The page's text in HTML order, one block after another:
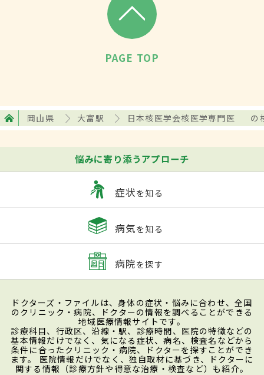
PAGE TOP
岡山県 大富駅 日本核医学会核医学専門医 の
悩みに寄り添うアプローチ
症状を知る
病気を知る
病院を探す
ドクターズ・ファイルは、身体の症状・悩みに合わせ、全国
のクリニック・病院、ドクターの情報を調べることができる
地域医療情報サイトです。
診療科目、行政区、沿線・駅、診療時間、医院の特徴などの
基本情報だけでなく、気になる症状、病名、検査名などから
条件に合ったクリニック・病院、ドクターを探すことができ
ます。 医院情報だけでなく、独自取材に基づき、ドクターに
関する情報（診療方針や得意な治療・検査など）も紹介。